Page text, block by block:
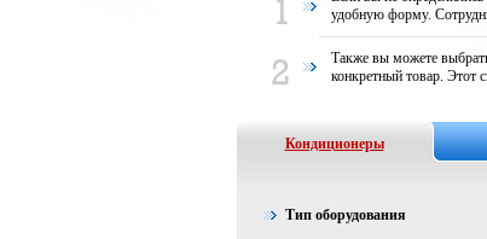
удобную форму.
Также вы можете
конкретный товар. Этот
Кондиционеры
Тип оборудования